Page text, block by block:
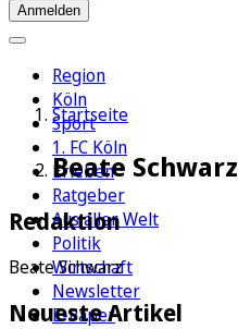
Anmelden
Region
Köln
Sport
1. FC Köln
Erleben
Ratgeber
Aus aller Welt
Politik
Wirtschaft
Newsletter
E-Paper
Startseite
Beate Schwarz
Redaktion
Beate Schwarz
Neueste Artikel